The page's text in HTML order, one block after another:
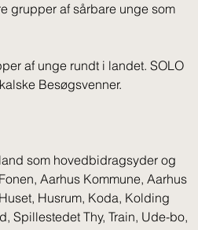
grupper af sårbare unge som
af unge rundt i landet. SOLO
Besøgsvenner.
som hovedbidragsyder og
Aarhus Kommune, Aarhus
Husrum, Koda, Kolding
Spillestedet Thy, Train, Ude-bo,